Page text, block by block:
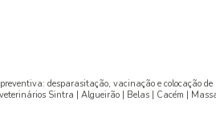
desparasitação, vacinação e colocação
veterinários Sintra | Algueirão | Belas | Cacém |